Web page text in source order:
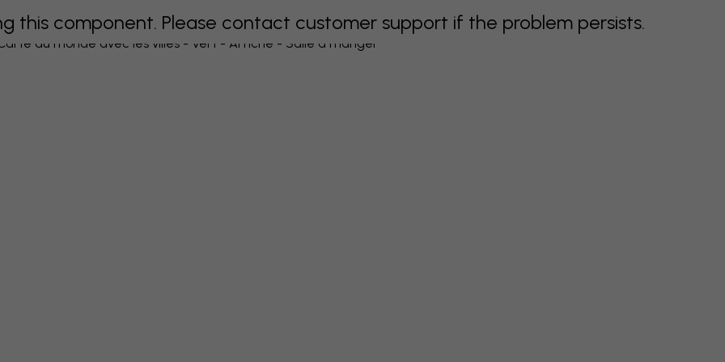
this component. Please contact customer support if the problem persists.